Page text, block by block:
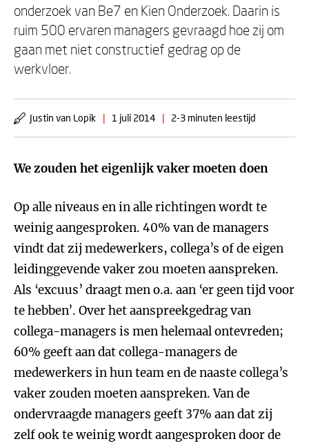
onderzoek van Be7 en Kien Onderzoek. Daarin is
ruim 500 ervaren managers gevraagd hoe zij om
gaan met niet constructief gedrag op de
werkvloer.
Justin van Lopik | 1 juli 2014 | 2-3 minuten leestijd
We zouden het eigenlijk vaker moeten doen
Op alle niveaus en in alle richtingen wordt te
weinig aangesproken. 40% van de managers
vindt dat zij medewerkers, collega’s of de eigen
leidinggevende vaker zou moeten aanspreken.
Als ‘excuus’ draagt men o.a. aan ‘er geen tijd voor
te hebben’. Over het aanspreekgedrag van
collega-managers is men helemaal ontevreden;
60% geeft aan dat collega-managers de
medewerkers in hun team en de naaste collega’s
vaker zouden moeten aanspreken. Van de
ondervraagde managers geeft 37% aan dat zij
zelf ook te weinig wordt aangesproken door de